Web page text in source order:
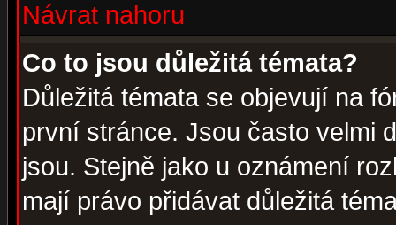
Návrat nahoru
Co to jsou důležitá témata?
Důležitá témata se objevují na
první stránce. Jsou často velmi
jsou. Stejně jako u oznámení
mají právo přidávat důležitá